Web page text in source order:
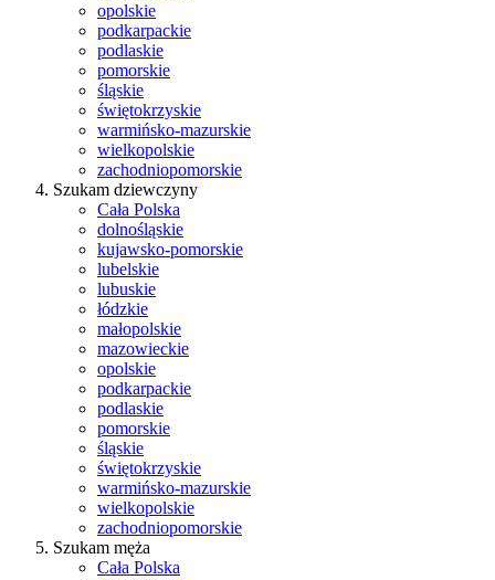
opolskie
podkarpackie
podlaskie
pomorskie
śląskie
świętokrzyskie
warmińsko-mazurskie
wielkopolskie
zachodniopomorskie
Szukam dziewczyny
Cała Polska
dolnośląskie
kujawsko-pomorskie
lubelskie
lubuskie
łódzkie
małopolskie
mazowieckie
opolskie
podkarpackie
podlaskie
pomorskie
śląskie
świętokrzyskie
warmińsko-mazurskie
wielkopolskie
zachodniopomorskie
Szukam męża
Cała Polska